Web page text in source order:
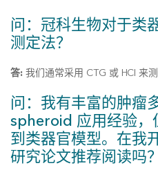
问：冠科生物对于类
测定法？
答: 我们通常采用 CTG 或 HCI 来
问：我有丰富的肿瘤
spheroid 应用经验，
到类器官模型。在我
研究论文推荐阅读吗？